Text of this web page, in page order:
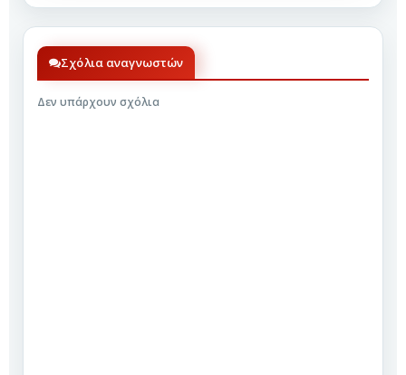
Σχόλια αναγνωστών
Δεν υπάρχουν σχόλια